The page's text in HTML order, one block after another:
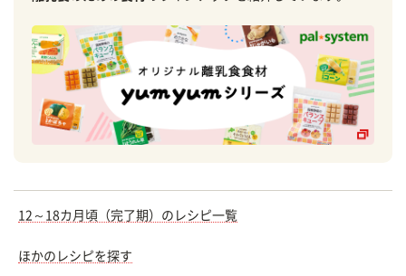
12～18カ月頃（完了期）のレシピ一覧
ほかのレシピを探す